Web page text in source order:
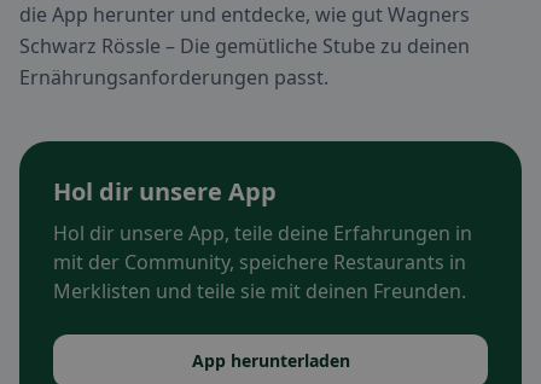
die App herunter und entdecke, wie gut Wagners
Schwarz Rössle – Die gemütliche Stube zu deinen
Ernährungsanforderungen passt.
Hol dir unsere App
Hol dir unsere App, teile deine Erfahrungen in
mit der Community, speichere Restaurants in
Merklisten und teile sie mit deinen Freunden.
App herunterladen